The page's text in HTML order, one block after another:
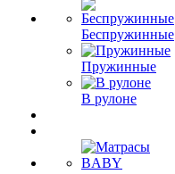
Беспружинные
Пружинные
В рулоне